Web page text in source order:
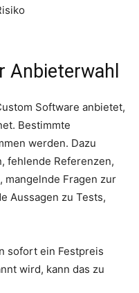
Anbieterwahl
Software anbietet,
Bestimmte
werden. Dazu
fehlende Referenzen,
Fragen zur
Aussagen zu Tests,
sofort ein Festpreis
wird, kann das zu